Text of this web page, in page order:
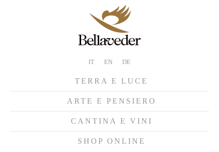
IT EN DE
TERRA E LUCE
ARTE E PENSIERO
CANTINA E VINI
SHOP ONLINE